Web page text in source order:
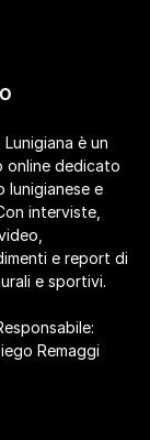
Lunigiana è un
online dedicato
lunigianese e
interviste,
e report di
e sportivi.
Remaggi